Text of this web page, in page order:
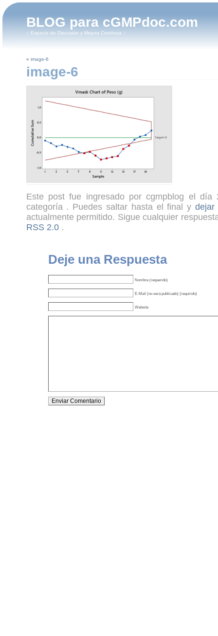
BLOG para cGMPdoc.com
:: Espacio de Discusión y Mejora Contínua ::
« image-6
image-6
Este post fue ingresado por cgmpblog el
categoría . Puedes saltar hasta el final ydejar
actualmente permitido. Sigue cualquier
RSS 2.0.
Deje una Respuesta
Nombre (requerido)
E-Mail (no será publicado) (requirido)
Website